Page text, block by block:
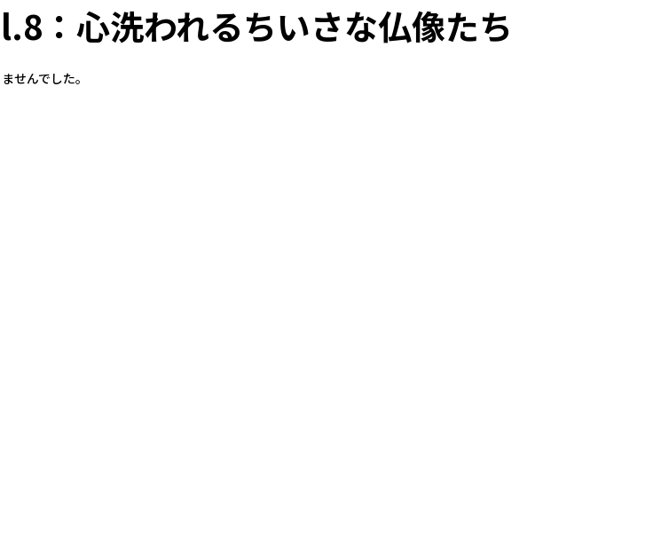
：心洗われるちいさな仏像たち
せんでした。